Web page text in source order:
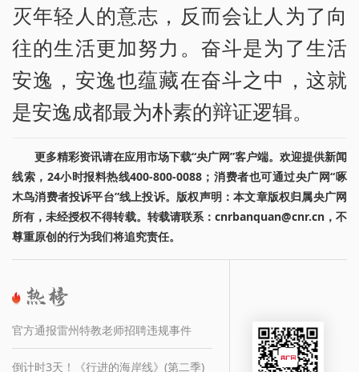
灭年轻人的意志，反而会让人为了向
往的生活更加努力。奋斗是为了生活
安逸，安逸也蕴藏在奋斗之中，这就
是安逸成都最为朴素的辩证逻辑。
更多精彩资讯请在应用市场下载“央广网”客户端。欢迎提供新闻
线索，24小时报料热线400-800-0088；消费者也可通过央广网“啄
木鸟消费者投诉平台”线上投诉。版权声明：本文章版权归属央广网
所有，未经授权不得转载。转载请联系：cnrbanquan@cnr.cn，不
尊重原创的行为我们将追究责任。
官方通报雷州特教老师招聘违规事件
倒计时3天！《行进的海岸线》(第二季)